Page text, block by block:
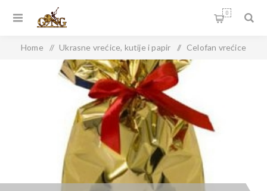
0
Home / Ukrasne vrećice, kutije i papir / Celofan vrećice